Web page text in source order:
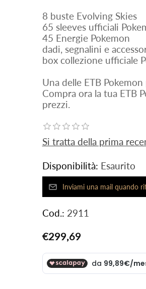
8 buste Evolving Skies
65 sleeves ufficiali
45 Energie Pokemon
dadi, segnalini e
box collezione ufficiale
Una delle ETB
Compra ora la tua ETB
prezzi.
Si tratta della prima
Disponibilità: Esaurito
Cod.: 2911
€299,69